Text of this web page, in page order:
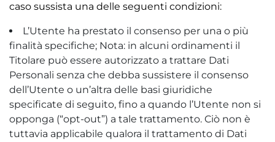
caso sussista una delle seguenti condizioni:
L’Utente ha prestato il consenso per una o più
finalità specifiche; Nota: in alcuni ordinamenti il
Titolare può essere autorizzato a trattare Dati
Personali senza che debba sussistere il consenso
dell’Utente o un’altra delle basi giuridiche
specificate di seguito, fino a quando l’Utente non si
opponga (“opt-out”) a tale trattamento. Ciò non è
tuttavia applicabile qualora il trattamento di Dati